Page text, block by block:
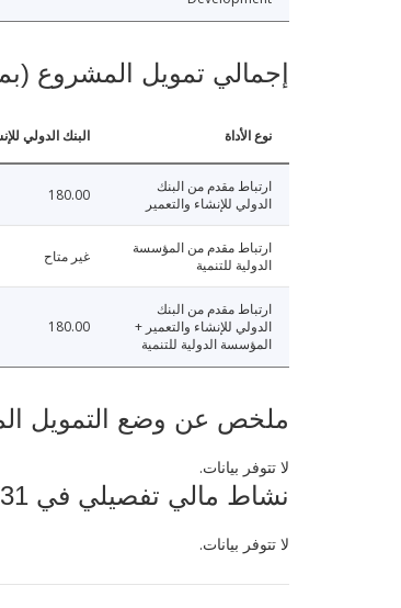
إجمالي تمويل المشروع
نوع الأداة البنك الدولي
ارتباط مقدم من البنك
الدولي للإنشاء والتعمير
180.00
ارتباط مقدم من المؤسسة
الدولية للتنمية
غير متاح
ارتباط مقدم من البنك
الدولي للإنشاء والتعمير +
المؤسسة الدولية للتنمية
180.00
ملخص عن وضع التمويل المقدم
لا تتوفر بيانات.
نشاط مالي تفصيلي في 2026/07/31
لا تتوفر بيانات.